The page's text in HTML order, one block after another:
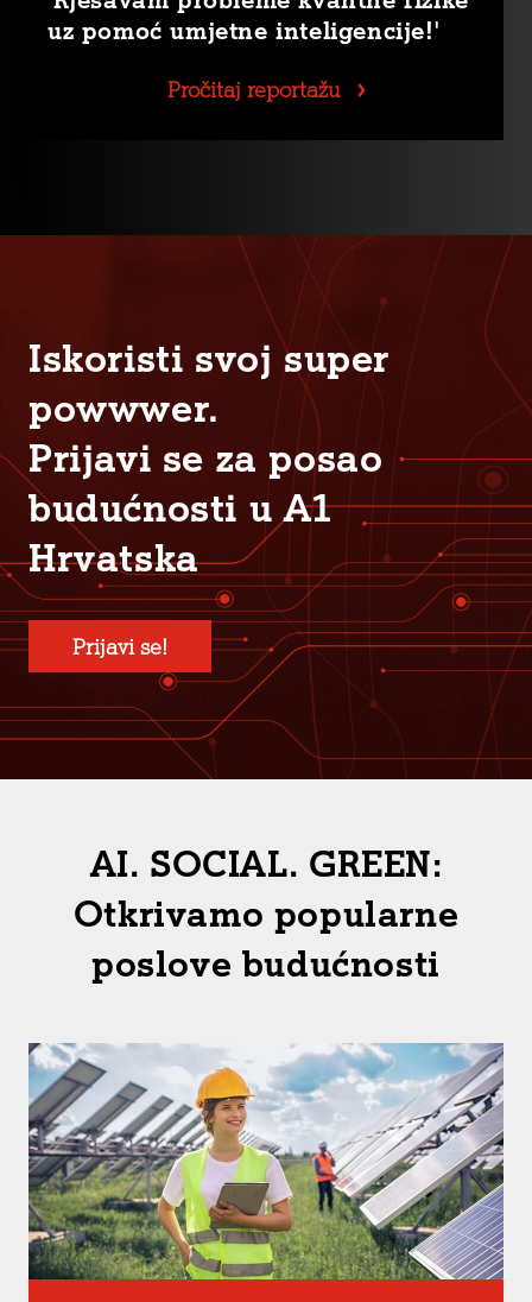
uz pomoć umjetne inteligencije!'
Pročitaj reportažu
Iskoristi svoj super
powwwer.
Prijavi se za posao
budućnosti u A1
Hrvatska
Prijavi se!
AI. SOCIAL. GREEN:
Otkrivamo popularne
poslove budućnosti